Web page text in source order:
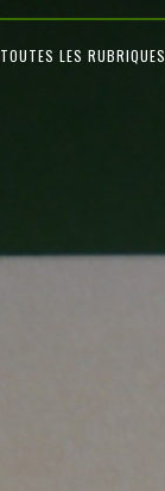
TOUTES LES RUBRIQUES